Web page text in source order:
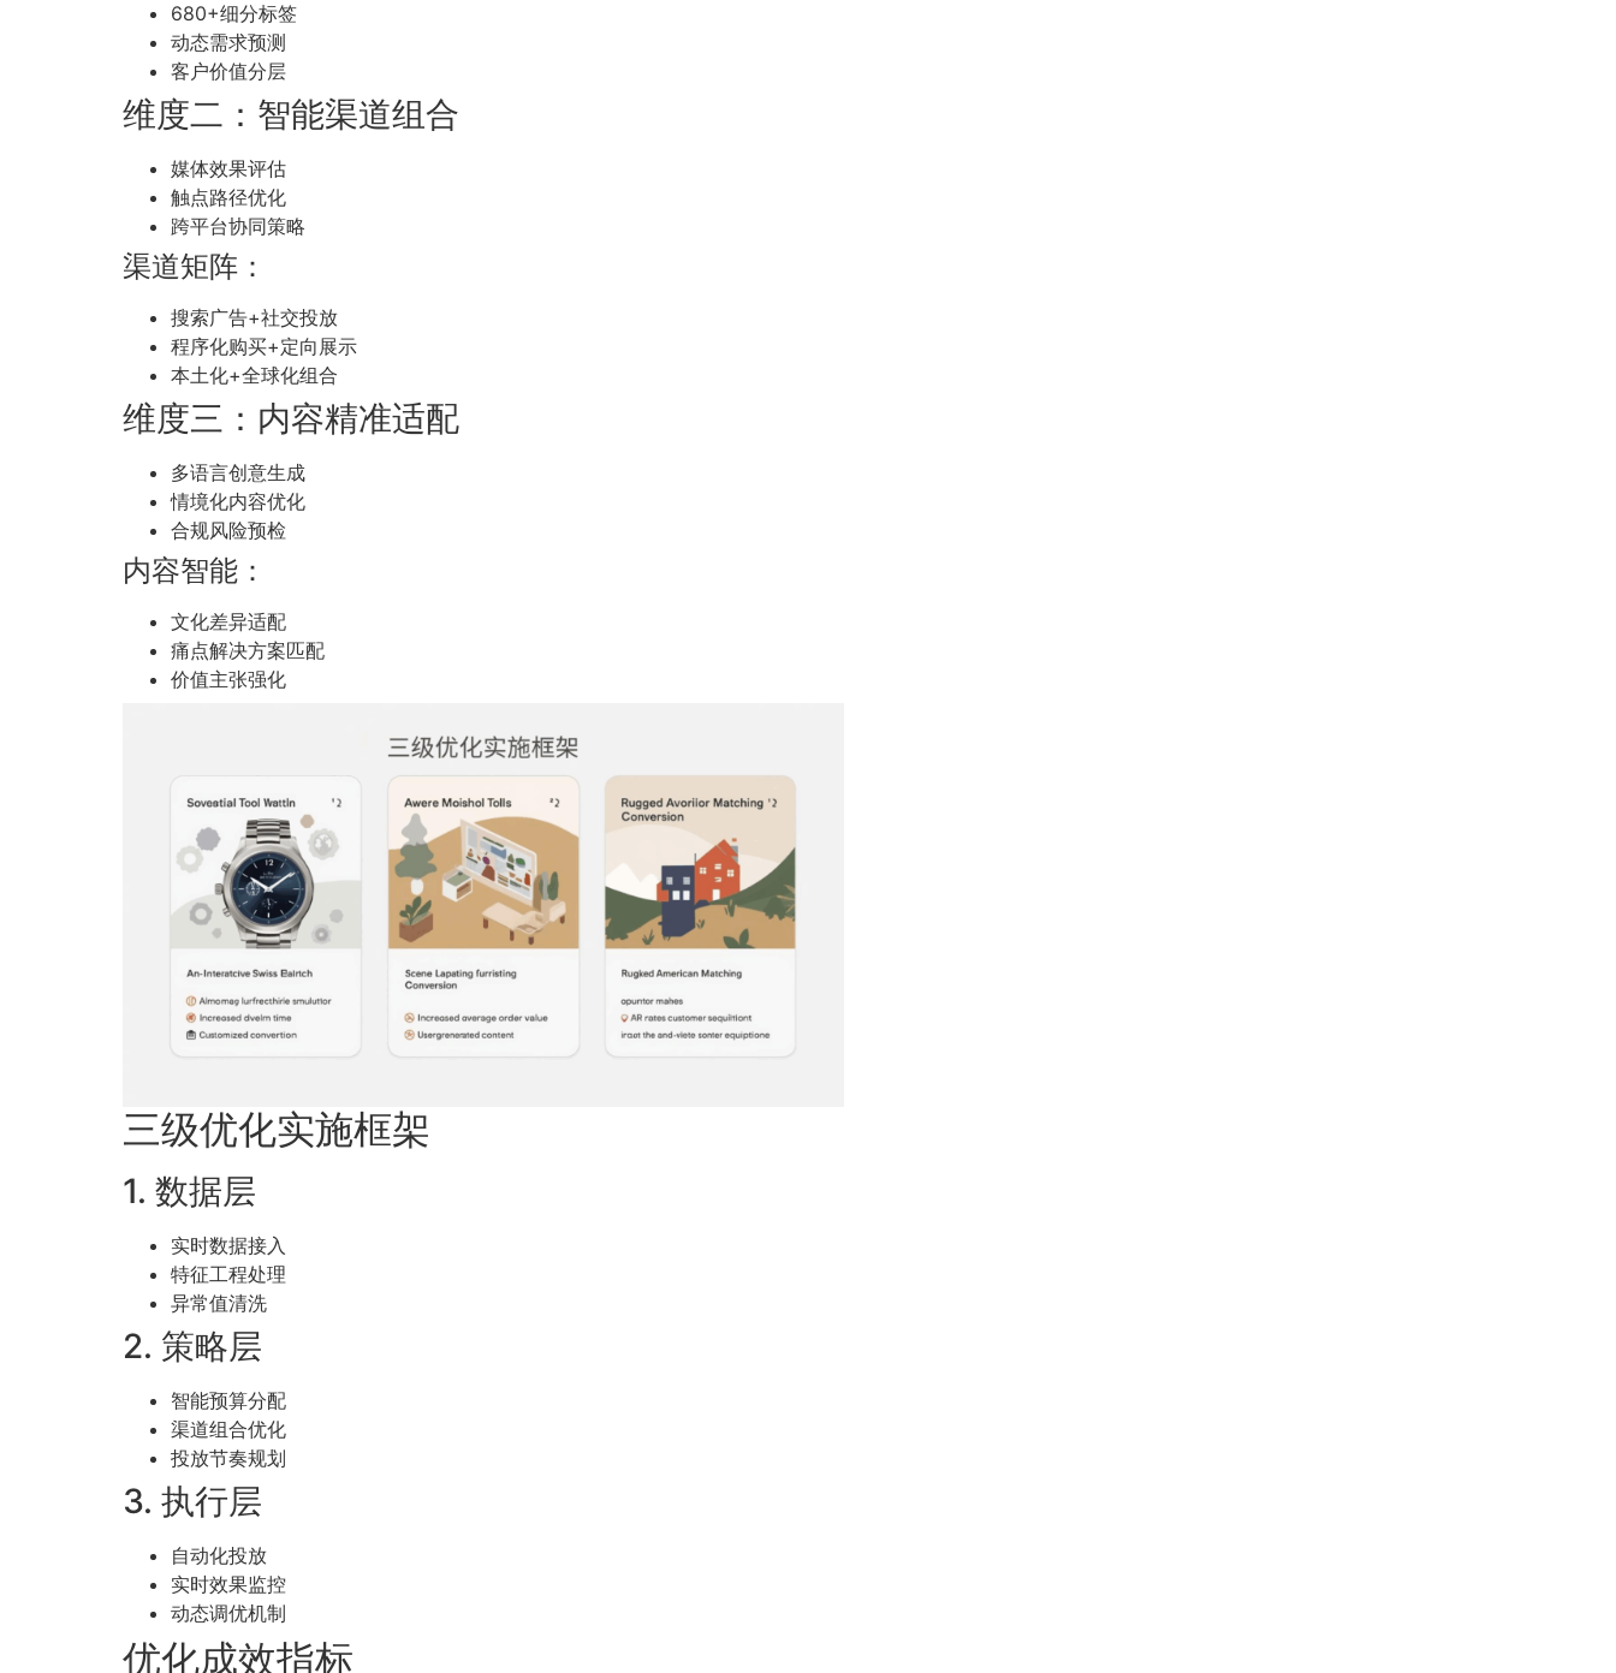
680+细分标签
动态需求预测
客户价值分层
维度二：智能渠道组合
媒体效果评估
触点路径优化
跨平台协同策略
渠道矩阵：
搜索广告+社交投放
程序化购买+定向展示
本土化+全球化组合
维度三：内容精准适配
多语言创意生成
情境化内容优化
合规风险预检
内容智能：
文化差异适配
痛点解决方案匹配
价值主张强化
三级优化实施框架
1. 数据层
实时数据接入
特征工程处理
异常值清洗
2. 策略层
智能预算分配
渠道组合优化
投放节奏规划
3. 执行层
自动化投放
实时效果监控
动态调优机制
优化成效指标